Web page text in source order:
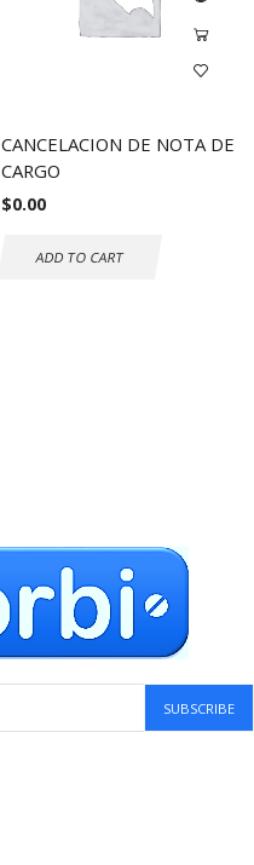
CANCELACION DE NOTA DE
CARGO
$0.00
ADD TO CART